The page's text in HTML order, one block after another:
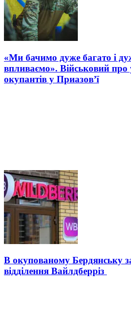
«Ми бачимо дуже багато і
впливаємо». Військовий про
окупантів у Приазов’ї
В окупованому Бердянську
відділення Вайлдберріз